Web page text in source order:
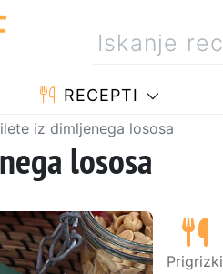
RECEPTI
iz dimljenega lososa
lososa
Prigrizki